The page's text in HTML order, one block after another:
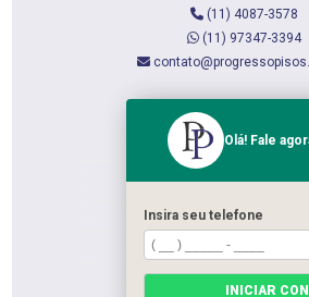
(11) 4087-3578
(11) 97347-3394
QUEM SOMOS
SERVIÇOS
CATEGORIAS
Olá! Fale
Insira seu telefone
INICIAR